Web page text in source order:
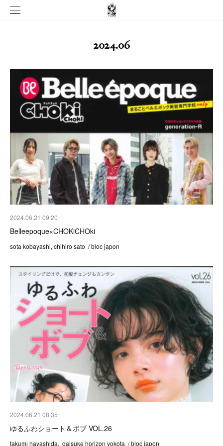
2024.06
2024.06.21 09:20
Belleepoque×CHOKiCHOki
sota kobayashi, chihiro sato / bloc japon
2024.06.21 08:35
ゆるふわショート＆ボブ VOL.26
takumi hayashida, daisuke horizon yokota / bloc japon